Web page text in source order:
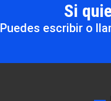
Si
Puedes escribir o